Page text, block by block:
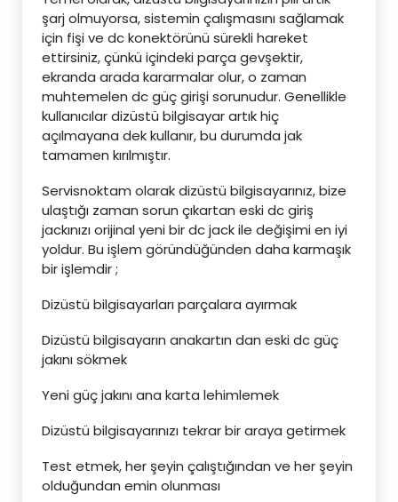
şarj olmuyorsa, sistemin çalışmasını sağlamak
için fişi ve dc konektörünü sürekli hareket
ettirsiniz, çünkü içindeki parça gevşektir,
ekranda arada kararmalar olur, o zaman
muhtemelen dc güç girişi sorunudur. Genellikle
kullanıcılar dizüstü bilgisayar artık hiç
açılmayana dek kullanır, bu durumda jak
tamamen kırılmıştır.
Servisnoktam olarak dizüstü bilgisayarınız, bize
ulaştığı zaman sorun çıkartan eski dc giriş
jackınızı orijinal yeni bir dc jack ile değişimi en iyi
yoldur. Bu işlem göründüğünden daha karmaşık
bir işlemdir ;
Dizüstü bilgisayarları parçalara ayırmak
Dizüstü bilgisayarın anakartın dan eski dc güç
jakını sökmek
Yeni güç jakını ana karta lehimlemek
Dizüstü bilgisayarınızı tekrar bir araya getirmek
Test etmek, her şeyin çalıştığından ve her şeyin
olduğundan emin olunması